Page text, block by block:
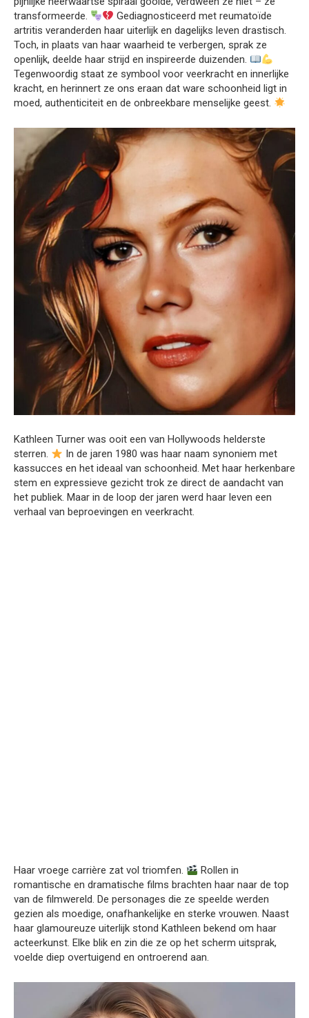
transformeerde.
Gediagnosticeerd met reumatoïde
artritis veranderden haar uiterlijk en dagelijks leven drastisch.
Toch, in plaats van haar waarheid te verbergen, sprak ze
openlijk, deelde haar strijd en inspireerde duizenden.
Tegenwoordig staat ze symbool voor veerkracht en innerlijke
kracht, en herinnert ze ons eraan dat ware schoonheid ligt in
moed, authenticiteit en de onbreekbare menselijke geest.
Kathleen Turner was ooit een van Hollywoods helderste
sterren.
In de jaren 1980 was haar naam synoniem met
kassucces en het ideaal van schoonheid. Met haar herkenbare
stem en expressieve gezicht trok ze direct de aandacht van
het publiek. Maar in de loop der jaren werd haar leven een
verhaal van beproevingen en veerkracht.
Haar vroege carrière zat vol triomfen.
Rollen in
romantische en dramatische films brachten haar naar de top
van de filmwereld. De personages die ze speelde werden
gezien als moedige, onafhankelijke en sterke vrouwen. Naast
haar glamoureuze uiterlijk stond Kathleen bekend om haar
acteerkunst. Elke blik en zin die ze op het scherm uitsprak,
voelde diep overtuigend en ontroerend aan.